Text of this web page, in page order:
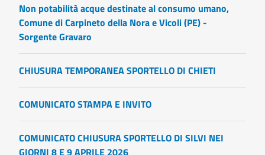
Non potabilità acque destinate al consumo umano,
Comune di Carpineto della Nora e Vicoli (PE) -
Sorgente Gravaro
CHIUSURA TEMPORANEA SPORTELLO DI CHIETI
COMUNICATO STAMPA E INVITO
COMUNICATO CHIUSURA SPORTELLO DI SILVI NEI
GIORNI 8 E 9 APRILE 2026